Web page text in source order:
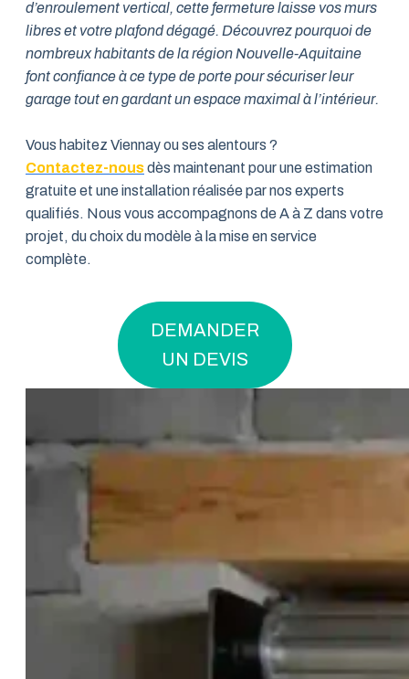
d’enroulement vertical, cette fermeture laisse vos murs
libres et votre plafond dégagé. Découvrez pourquoi de
nombreux habitants de la région Nouvelle-Aquitaine
font confiance à ce type de porte pour sécuriser leur
garage tout en gardant un espace maximal à l’intérieur.
Vous habitez Viennay ou ses alentours ?
Contactez-nousdès maintenant pour une estimation
gratuite et une installation réalisée par nos experts
qualifiés. Nous vous accompagnons de A à Z dans votre
projet, du choix du modèle à la mise en service
complète.
DEMANDER
UN DEVIS